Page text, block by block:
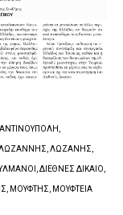
ΛΩΖΑΝΝΗΣ, ΛΩΖΑΝΗΣ,
ΔΙΕΘΝΕΣ ΔΙΚΑΙΟ,
ΜΟΥΦΤΗΣ, ΜΟΥΦΤΕΙΑ